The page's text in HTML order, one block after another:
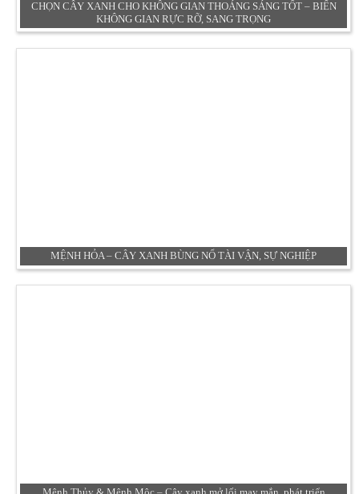
CHỌN CÂY XANH CHO KHÔNG GIAN THOÁNG SÁNG TỐT – BIẾN
KHÔNG GIAN RỰC RỠ, SANG TRỌNG
MỆNH HỎA – CÂY XANH BÙNG NỔ TÀI VẬN, SỰ NGHIỆP